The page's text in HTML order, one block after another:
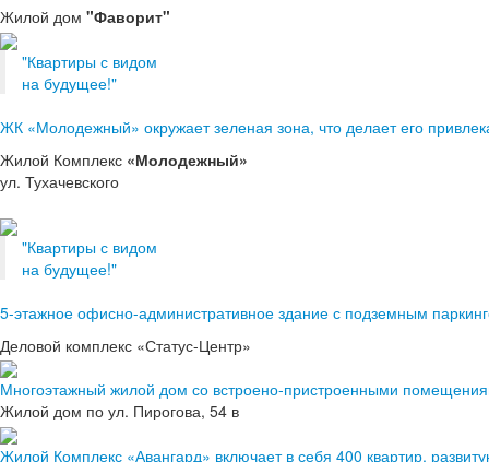
Жилой дом "Фаворит"
"Квартиры с видом
на будущее!"
ЖК «Молодежный» окружает зеленая зона, что делает его
Жилой Комплекс «Молодежный»
ул. Тухачевского
"Квартиры с видом
на будущее!"
5-этажное офисно-административное здание с подземным
Деловой комплекс «Статус-Центр»
Многоэтажный жилой дом со встроено-пристроенными
Жилой дом по ул. Пирогова, 54 в
Жилой Комплекс «Авангард» включает в себя 400 квартир,